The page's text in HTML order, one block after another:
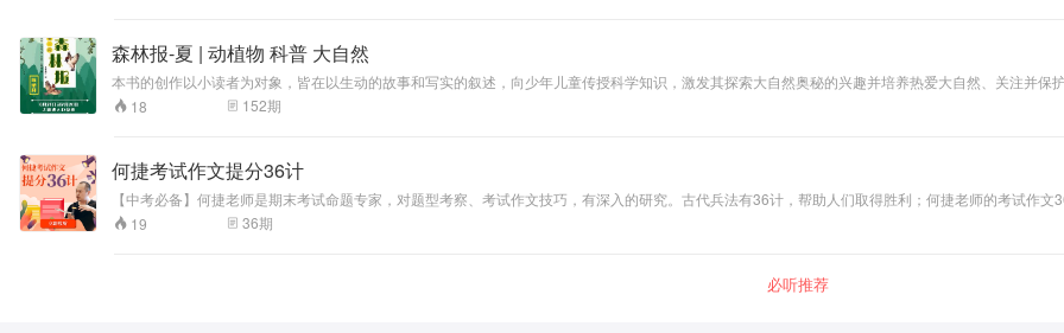
森林报-夏 | 动植物 科普 大自然
本书的创作以小读者为对象，皆在以生动的故事和写实的叙述，向少年儿童传授科学知识，激发其探索大自然奥秘的兴趣并培养热爱大自然、关注并保
18
152期
何捷考试作文提分36计
【中考必备】何捷老师是期末考试命题专家，对题型考察、考试作文技巧，有深入的研究。古代兵法有36计，帮助人们取得胜利；何捷老师的考试作
头到结尾，从结构到篇章，从写人到记事，通过提分36计，让基础薄弱的的学生有明显提升，让基础强的学生成绩亮眼。
19 36期
必听推荐